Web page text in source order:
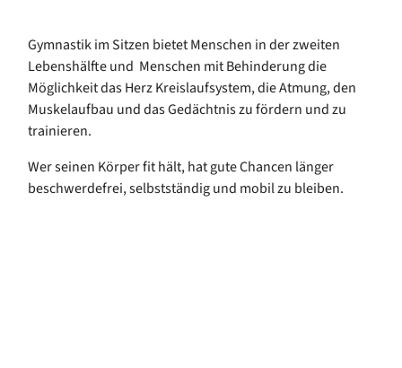
Gymnastik im Sitzen bietet Menschen in der zweiten
Lebenshälfte und Menschen mit Behinderung die
Möglichkeit das Herz Kreislaufsystem, die Atmung, den
Muskelaufbau und das Gedächtnis zu fördern und zu
trainieren.
Wer seinen Körper fit hält, hat gute Chancen länger
beschwerdefrei, selbstständig und mobil zu bleiben.